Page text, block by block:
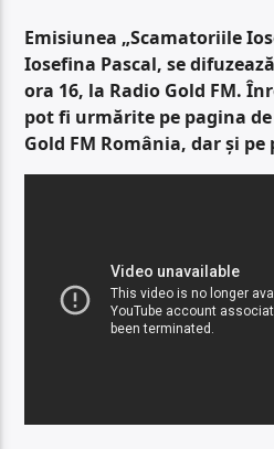
Emisiunea „Scamatoriile
Iosefina Pascal, se
ora 16, la Radio Gold FM.
pot fi urmărite pe pagina de
Gold FM România, dar și